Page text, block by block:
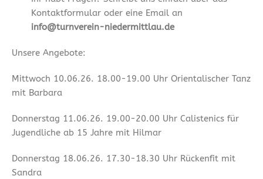
Kontaktformular oder eine Email an
info@turnverein-niedermittlau.de
Unsere Angebote:
Mittwoch 10.06.26. 18.00-19.00 Uhr Orientalischer Tanz
mit Barbara
Donnerstag 11.06.26. 19.00-20.00 Uhr Calistenics für
Jugendliche ab 15 Jahre mit Hilmar
Donnerstag 18.06.26. 17.30-18.30 Uhr Rückenfit mit
Sandra